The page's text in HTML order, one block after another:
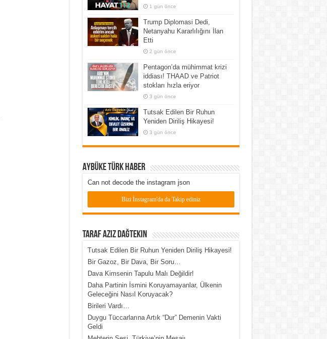
1 gün önce
Trump Diplomasi Dedi,
Netanyahu Kararlılığını İlan
Etti
2 gün önce
Pentagon’da mühimmat krizi
iddiası! THAAD ve Patriot
stokları hızla eriyor
3 gün önce
Tutsak Edilen Bir Ruhun
Yeniden Diriliş Hikayesi!
3 gün önce
Aybüke Türk Haber
Can not decode the instagram json
Bizi İnstagram'da da Takip ediniz
Taraf Aziz Dağtekin
Tutsak Edilen Bir Ruhun Yeniden Diriliş Hikayesi!
Bir Gazoz, Bir Dava, Bir Soru…
Dava Kimsenin Tapulu Malı Değildir!
Daha Partinin İsmini Koruyamayanlar, Ülkenin
Geleceğini Nasıl Koruyacak?
Birileri Vardı…
Duygu Tüccarlarına Artık “Dur” Demenin Vakti
Geldi